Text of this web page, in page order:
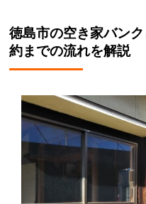
徳島市の空き家バン
約までの流れを解説